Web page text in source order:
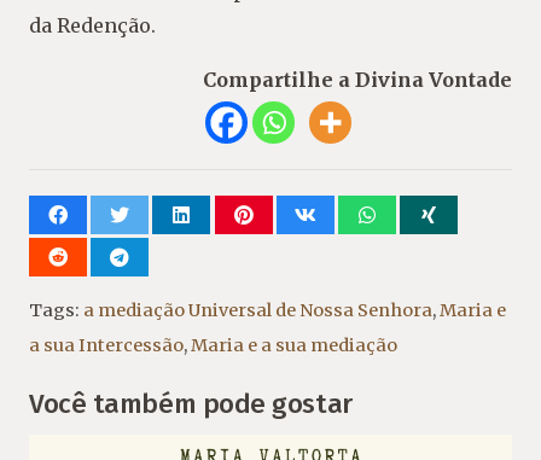
da Redenção.
Compartilhe a Divina Vontade
Tags: a mediação Universal de Nossa Senhora,Maria e
a sua Intercessão,Maria e a sua mediação
Você também pode gostar